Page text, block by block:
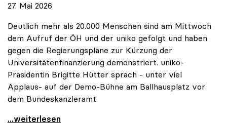
27. Mai 2026
Deutlich mehr als 20.000 Menschen sind am Mittwoch
dem Aufruf der ÖH und der uniko gefolgt und haben
gegen die Regierungspläne zur Kürzung der
Universitätenfinanzierung demonstriert. uniko-
Präsidentin Brigitte Hütter sprach - unter viel
Applaus- auf der Demo-Bühne am Ballhausplatz vor
dem Bundeskanzleramt.
\"Wir nehmen es nicht hin\": Rede von
...weiterlesen